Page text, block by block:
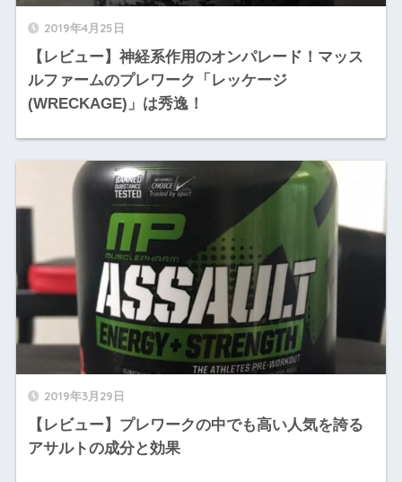
2019年4月25日
【レビュー】神経系作用のオンパレード！マッス
ルファームのプレワーク「レッケージ
(WRECKAGE)」は秀逸！
2019年3月29日
【レビュー】プレワークの中でも高い人気を誇る
アサルトの成分と効果